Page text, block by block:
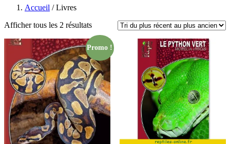
Accueil / Livres
Afficher tous les 2 résultats
Promo !